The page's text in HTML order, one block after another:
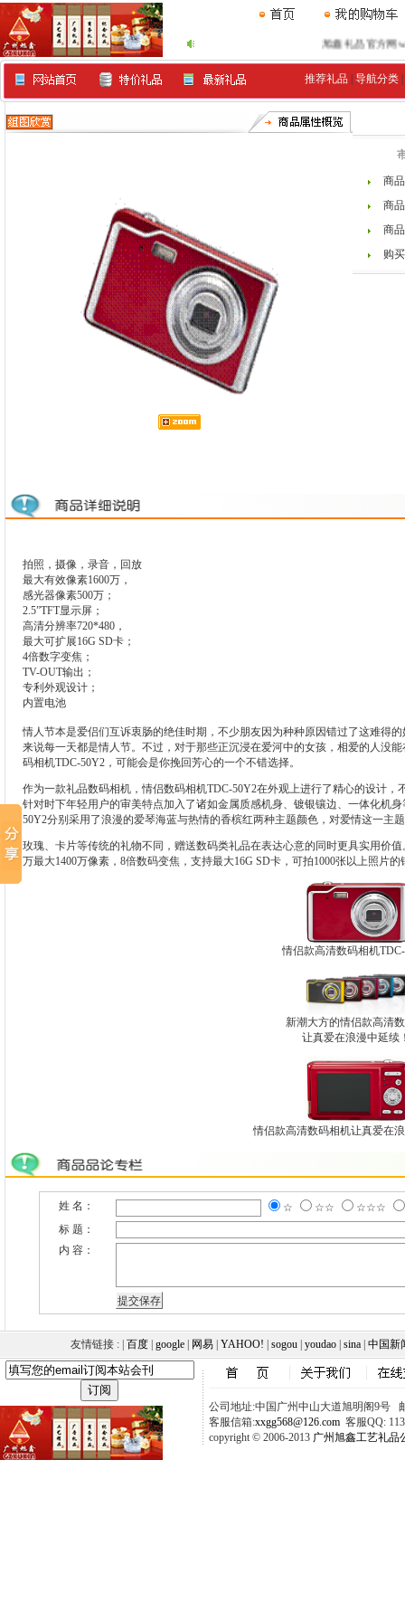
旭鑫礼品官方网
推荐礼品 |导航分类
商
商
商
购
拍照，摄像，录音，回放
最大有效像素1600万，
感光器像素500万；
2.5”TFT显示屏；
高清分辨率720*480，
最大可扩展16G SD卡；
4倍数字变焦；
TV-OUT输出；
专利外观设计；
内置电池
情人节本是爱侣们互诉衷肠的绝佳时期，不少朋友因为种种原因错过了这难得
来说每一天都是情人节。不过，对于那些正沉浸在爱河中的女孩，相爱的人没
码相机TDC-50Y2，可能会是你挽回芳心的一个不错选择。
作为一款礼品数码相机，情侣数码相机TDC-50Y2在外观上进行了精心的设计
针对时下年轻用户的审美特点加入了诸如金属质感机身、镀银镶边、一体化机
50Y2分别采用了浪漫的爱琴海蓝与热情的香槟红两种主题颜色，对爱情这一主
玫瑰、卡片等传统的礼物不同，赠送数码类礼品在表达心意的同时更具实用价
万最大1400万像素，8倍数码变焦，支持最大16G SD卡，可拍1000张以上照片的
情侣款高清数码相机
新潮大方的情侣款高清
让真爱在浪漫中延续
情侣款高清数码相机让真爱在
姓 名： ☆ ☆☆
☆☆☆
标 题：
内 容：
友情链接 : |百度 |google 网易 |YAHOO! |sogou |youdao |sina |中国新
公司地址:中国广州中山大道旭明阁9号
客服信箱:xxgg568@126.com 客服QQ:
copyright © 2006-2013 广州旭鑫工艺礼品